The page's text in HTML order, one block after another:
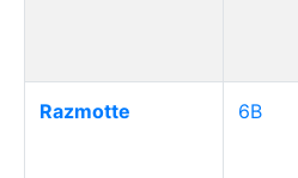
Razmotte 6B